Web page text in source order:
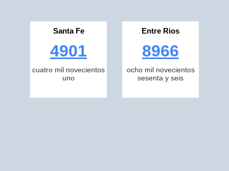
Santa Fe
4901
cuatro mil novecientos
uno
Entre Rios
8966
ocho mil novecientos
sesenta y seis